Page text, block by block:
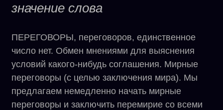
значение слова
ПЕРЕГОВОРЫ, переговоров, единственное
число нет. Обмен мнениями для выяснения
условий какого-нибудь соглашения. Мирные
переговоры (с целью заключения мира). Мы
предлагаем немедленно начать мирные
переговоры и заключить перемирие со всеми